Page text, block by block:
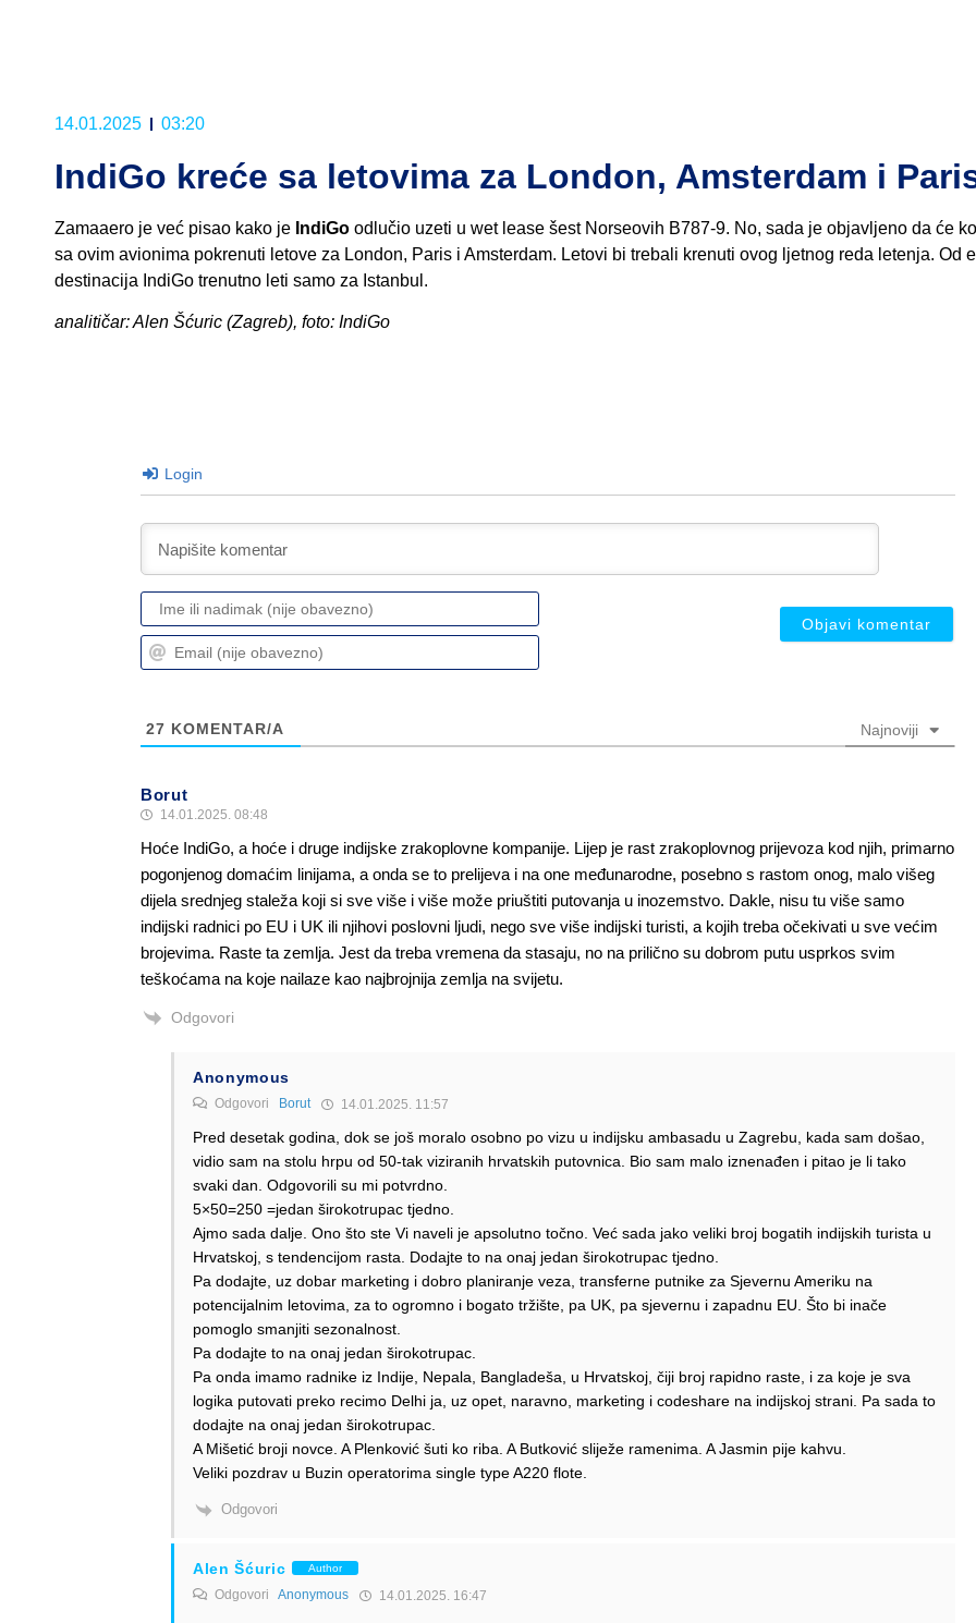
14.01.2025 03:20
IndiGo kreće sa letovima za London, Amsterdam i
Zamaaero je već pisao kako je IndiGo odlučio uzeti u wet lease šest Norseovih B787-9. No, sada je objavljeno da će
sa ovim avionima pokrenuti letove za London, Paris i Amsterdam. Letovi bi trebali krenuti ovog ljetnog reda letenja. Od
destinacija IndiGo trenutno leti samo za Istanbul.
analitičar: Alen Šćuric (Zagreb), foto: IndiGo
Login
Ime
ili
nadimak
Email
(nije
27 KOMENTAR/A Najnoviji
Borut
14.01.2025. 08:48
Hoće IndiGo, a hoće i druge indijske zrakoplovne kompanije. Lijep je rast zrakoplovnog prijevoza kod njih, primarno
pogonjenog domaćim linijama, a onda se to prelijeva i na one međunarodne, posebno s rastom onog, malo višeg
dijela srednjeg staleža koji si sve više i više može priuštiti putovanja u inozemstvo. Dakle, nisu tu više samo
indijski radnici po EU i UK ili njihovi poslovni ljudi, nego sve više indijski turisti, a kojih treba očekivati u sve većim
brojevima. Raste ta zemlja. Jest da treba vremena da stasaju, no na prilično su dobrom putu usprkos svim
teškoćama na koje nailaze kao najbrojnija zemlja na svijetu.
Odgovori
Anonymous
Odgovori Borut 14.01.2025. 11:57
Pred desetak godina, dok se još moralo osobno po vizu u indijsku ambasadu u Zagrebu, kada sam došao,
vidio sam na stolu hrpu od 50-tak viziranih hrvatskih putovnica. Bio sam malo iznenađen i pitao je li tako
svaki dan. Odgovorili su mi potvrdno.
5×50=250 =jedan širokotrupac tjedno.
Ajmo sada dalje. Ono što ste Vi naveli je apsolutno točno. Već sada jako veliki broj bogatih indijskih turista u
Hrvatskoj, s tendencijom rasta. Dodajte to na onaj jedan širokotrupac tjedno.
Pa dodajte, uz dobar marketing i dobro planiranje veza, transferne putnike za Sjevernu Ameriku na
potencijalnim letovima, za to ogromno i bogato tržište, pa UK, pa sjevernu i zapadnu EU. Što bi inače
pomoglo smanjiti sezonalnost.
Pa dodajte to na onaj jedan širokotrupac.
Pa onda imamo radnike iz Indije, Nepala, Bangladeša, u Hrvatskoj, čiji broj rapidno raste, i za koje je sva
logika putovati preko recimo Delhi ja, uz opet, naravno, marketing i codeshare na indijskoj strani. Pa sada to
dodajte na onaj jedan širokotrupac.
A Mišetić broji novce. A Plenković šuti ko riba. A Butković sliježe ramenima. A Jasmin pije kahvu.
Veliki pozdrav u Buzin operatorima single type A220 flote.
Odgovori
Alen Šćuric Author
Odgovori Anonymous 14.01.2025. 16:47